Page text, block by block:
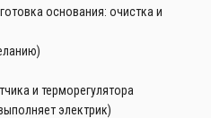
основания: очистка и
и терморегулятора
электрик)